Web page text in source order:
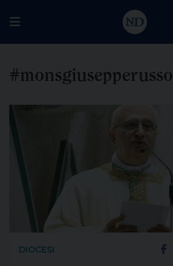
#monsgiusepperusso
DIOCESI